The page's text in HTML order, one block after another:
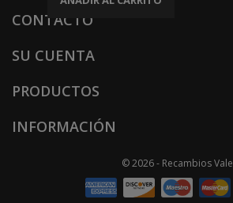
CONTACTO
SU CUENTA
PRODUCTOS
INFORMACIÓN
© 2026 - Recambios Vale